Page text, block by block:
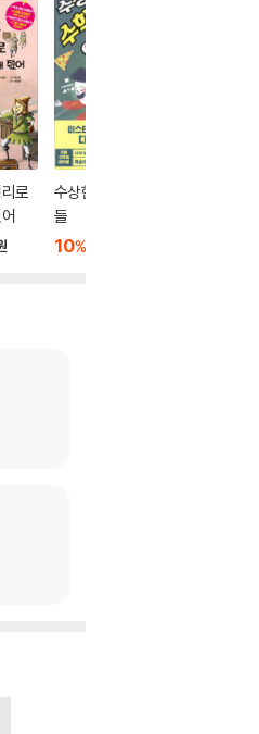
로
수상한 수학 감옥 아이
들
10%